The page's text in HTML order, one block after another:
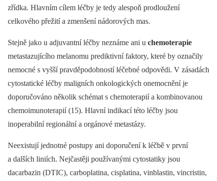
zřídka. Hlavním cílem léčby je tedy alespoň prodloužení
celkového přežití a zmenšení nádorových mas.
Stejně jako u adjuvantní léčby neznáme ani u chemoterapie
metastazujícího melanomu prediktivní faktory, které by označily
nemocné s vyšší pravděpodobností léčebné odpovědi. V zásadách
cytostatické léčby maligních onkologických onemocnění je
doporučováno několik schémat s chemoterapií a kombinovanou
chemoimunoterapií (15). Hlavní indikací této léčby jsou
inoperabilní regionální a orgánové metastázy.
Neexistují jednotné postupy ani doporučení k léčbě v první
a dalších liniích. Nejčastěji používanými cytostatiky jsou
dacarbazin (DTIC), carboplatina, cisplatina, vinblastin, vincristin,